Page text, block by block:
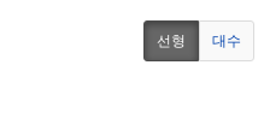
선형 대수